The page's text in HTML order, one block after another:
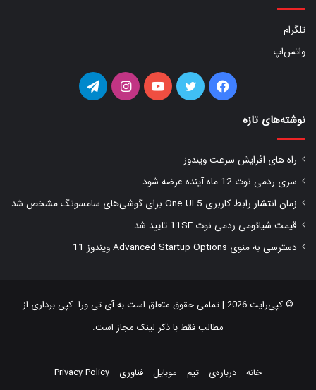
تلگرام
واتس‌اپ
فیس توییتر یوتیوب اینستاگرامتلگرام
نوشته‌های تازه
راه های افزایش سرعت ویندوز
سری ردمی نوت 12 ماه آینده عرضه شود
زمان انتشار رابط کاربری One UI 5 برای گوشی‌های سامسونگ مشخص شد
قیمت شیائومی ردمی نوت 11SE تایید شد
دسترسی به منوی Advanced Startup Options ویندوز 11
© کپی‌رایت 2026 | تمامی حقوق متعلق است به آی تی ورا. کپی برداری از
مطالب فقط با ذکر لینک مجاز است.
خانه درباره‌ی تیم موبایل فناوری Privacy Policy